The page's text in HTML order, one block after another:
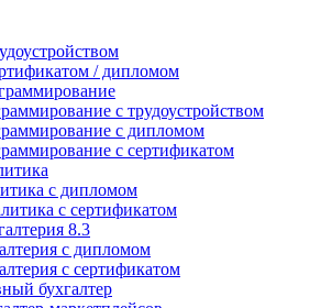
/ дипломом
с трудоустройством
с дипломом
с сертификатом
с дипломом
с сертификатом
8.3
с дипломом
с сертификатом
бухгалтер